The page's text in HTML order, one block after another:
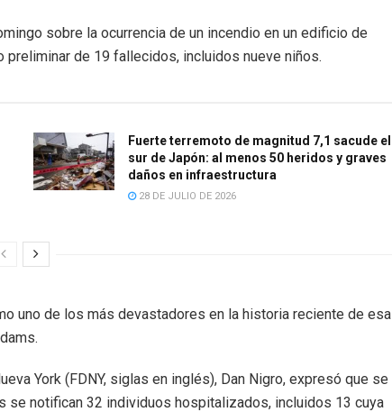
sobre la ocurrencia de un incendio en un edificio de
de 19 fallecidos, incluidos nueve niños.
Fuerte terremoto de magnitud 7,1 sacude el
sur de Japón: al menos 50 heridos y graves
daños en infraestructura
28 DE JULIO DE 2026
uno de los más devastadores en la historia reciente de esa
York (FDNY, siglas en inglés), Dan Nigro, expresó que se
se notifican 32 individuos hospitalizados, incluidos 13 cuya